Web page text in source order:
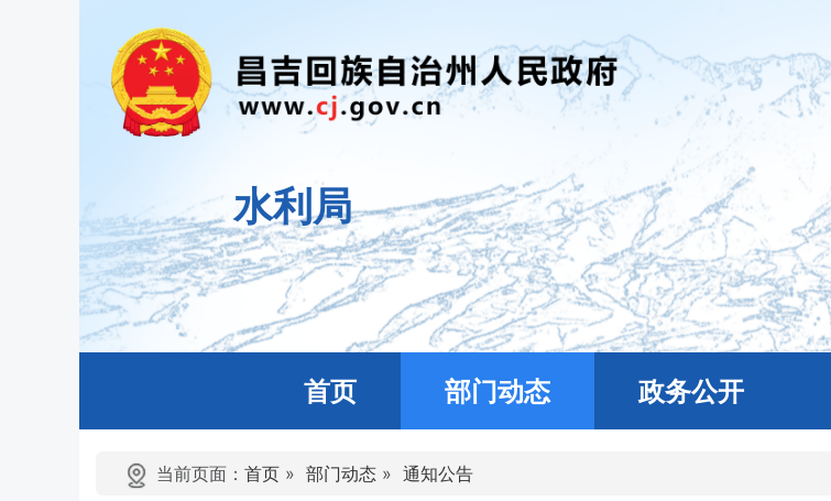
水利局
首页 部门动态 政务公开
当前页面： 首页 » 部门动态 » 通知公告